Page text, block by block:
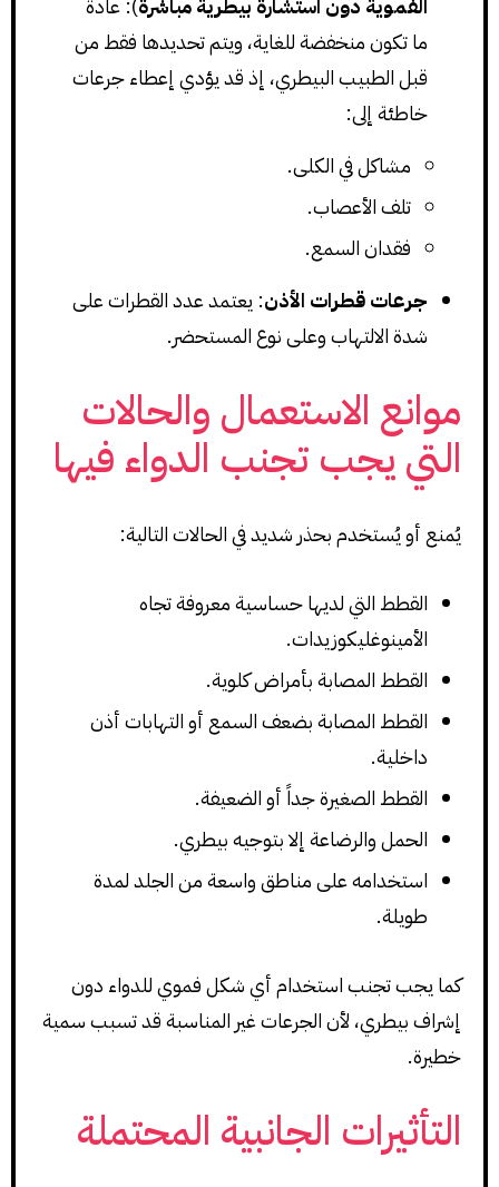
الفموية دون استشارة بيطرية مباشرة): عادةً
ما تكون منخفضة للغاية، ويتم تحديدها فقط من
قبل الطبيب البيطري، إذ قد يؤدي إعطاء جرعات
خاطئة إلى:
مشاكل في الكلى.
تلف الأعصاب.
فقدان السمع.
جرعات قطرات الأذن: يعتمد عدد القطرات على
شدة الالتهاب وعلى نوع المستحضر.
موانع الاستعمال والحالات
التي يجب تجنب الدواء فيها
يُمنع أو يُستخدم بحذر شديد في الحالات التالية:
القطط التي لديها حساسية معروفة تجاه
الأمينوغليكوزيدات.
القطط المصابة بأمراض كلوية.
القطط المصابة بضعف السمع أو التهابات أذن
داخلية.
القطط الصغيرة جداً أو الضعيفة.
الحمل والرضاعة إلا بتوجيه بيطري.
استخدامه على مناطق واسعة من الجلد لمدة
طويلة.
كما يجب تجنب استخدام أي شكل فموي للدواء دون
إشراف بيطري، لأن الجرعات غير المناسبة قد تسبب سمية
خطيرة.
التأثيرات الجانبية المحتملة